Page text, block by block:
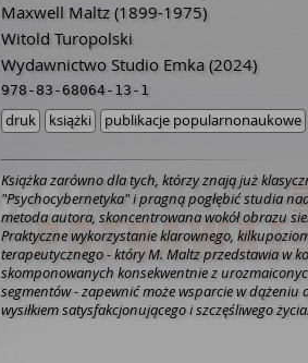
Maxwell Maltz (1899-1975)
Witold Turopolski
Wydawnictwo Studio Emka (2024)
978-83-68064-13-1
druk książki publikacje popularnonaukowe
Książka zarówno dla tych, którzy znają już
"Psychocybernetyka" i pragną pogłębić studia
metoda autora, skoncentrowana wokół obrazu
Praktyczne wykorzystanie klarownego,
terapeutycznego - który M. Maltz przedstawia w
skomponowanych konsekwentnie z
segmentów - zapewnić może wsparcie w dążeniu
wysiłkiem satysfakcjonującego i szczęśliwego